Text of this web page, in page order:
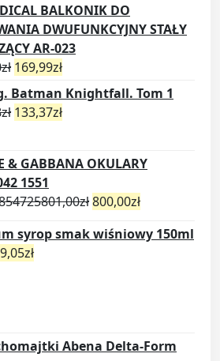
BALKONIK DO
DWUFUNKCYJNY STAŁY
AR-023
zł 169,99zł
Batman Knightfall. Tom 1
zł 133,37zł
& GABBANA OKULARY
1551
zł800,00zł
syrop smak wiśniowy 150ml
9,05zł
Abena Delta-Form